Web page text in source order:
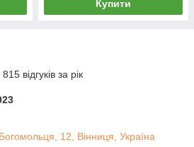
Купити
відгуків за рік
12, Вінниця, Україна